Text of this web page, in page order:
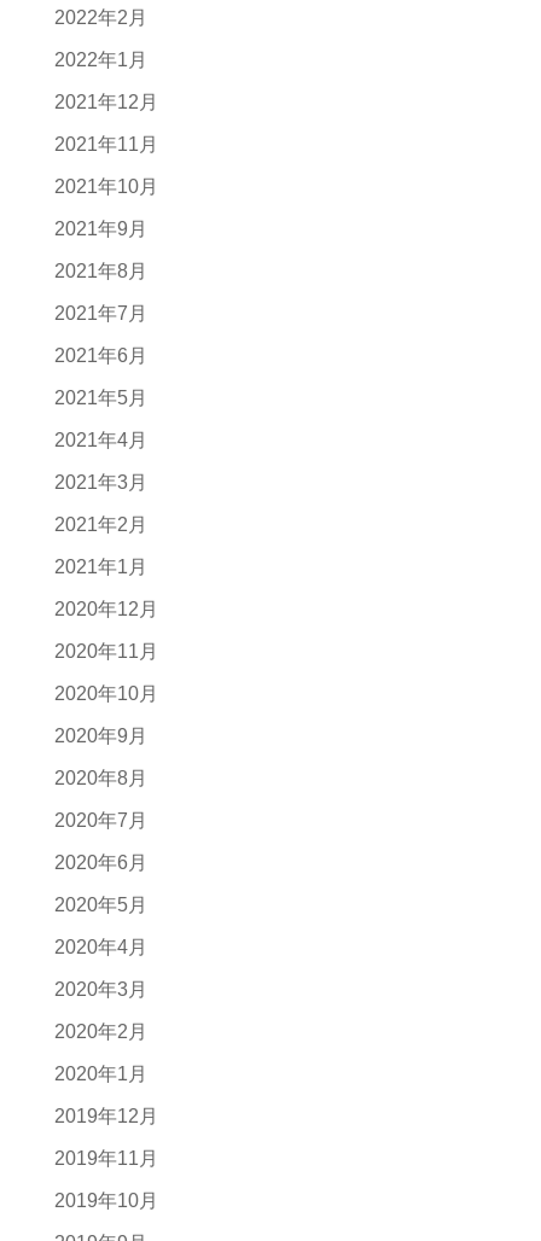
2022年2月
2022年1月
2021年12月
2021年11月
2021年10月
2021年9月
2021年8月
2021年7月
2021年6月
2021年5月
2021年4月
2021年3月
2021年2月
2021年1月
2020年12月
2020年11月
2020年10月
2020年9月
2020年8月
2020年7月
2020年6月
2020年5月
2020年4月
2020年3月
2020年2月
2020年1月
2019年12月
2019年11月
2019年10月